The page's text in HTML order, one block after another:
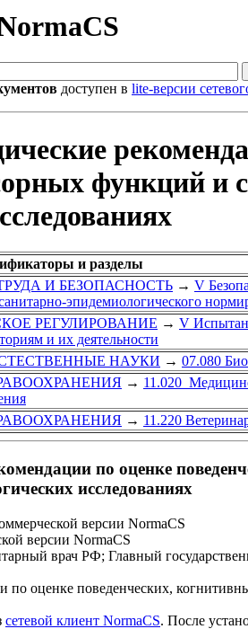
доступен в lite-версии
функций и
и разделы
И БЕЗОПАСНОСТЬ → V
эпидемиологического
РЕГУЛИРОВАНИЕ → V
и их деятельности
НАУКИ → 07.080
→ 11.020
→ 11.220
по оценке
исследованиях
версии NormaCS
версии NormaCS
врач РФ; Главный
по оценке поведенческих,
сетевой клиент NormaCS. После